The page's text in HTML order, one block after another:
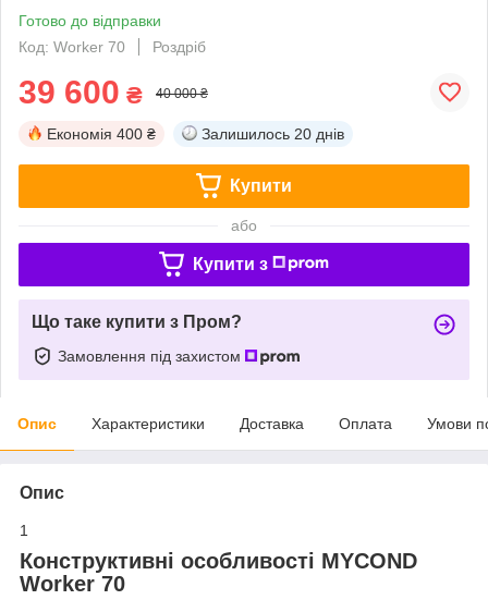
Готово до відправки
Код: Worker 70
Роздріб
39 600 ₴ 40 000 ₴
Економія 400 ₴ Залишилось 20 днів
Купити
або
Купити з
Що таке купити з Пром?
Замовлення під захистом
Опис Характеристики Доставка Оплата Умови
Опис
1
Конструктивні особливості MYCOND
Worker 70